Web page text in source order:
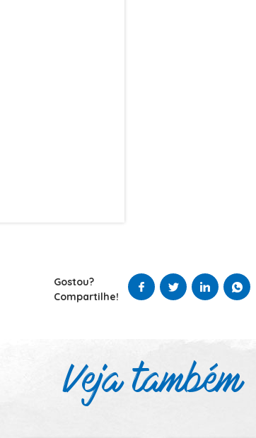
Gostou?
Compartilhe!
Veja também